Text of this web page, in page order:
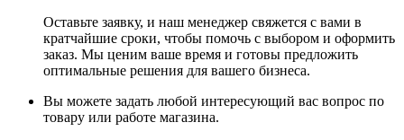
Оставьте заявку, и наш менеджер свяжется с вами в
кратчайшие сроки, чтобы помочь с выбором и оформить
заказ. Мы ценим ваше время и готовы предложить
оптимальные решения для вашего бизнеса.
Вы можете задать любой интересующий вас вопрос по
товару или работе магазина.